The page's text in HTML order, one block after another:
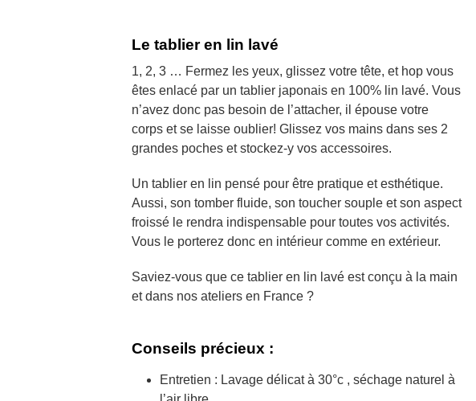
Le tablier en lin lavé
1, 2, 3 … Fermez les yeux, glissez votre tête, et hop vous
êtes enlacé par un tablier japonais en 100% lin lavé. Vous
n’avez donc pas besoin de l’attacher, il épouse votre
corps et se laisse oublier! Glissez vos mains dans ses 2
grandes poches et stockez-y vos accessoires.
Un tablier en lin pensé pour être pratique et esthétique.
Aussi, son tomber fluide, son toucher souple et son aspect
froissé le rendra indispensable pour toutes vos activités.
Vous le porterez donc en intérieur comme en extérieur.
Saviez-vous que ce tablier en lin lavé est conçu à la main
et dans nos ateliers en France ?
Conseils précieux :
Entretien : Lavage délicat à 30°c , séchage naturel à